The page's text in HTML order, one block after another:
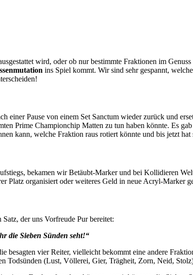
wird, oder ob nur bestimmte Fraktionen im
ins Spiel kommt. Wir sind sehr gespannt,
Pause von einem Set Sanctum wieder zurück und
Prime Championchip Matten zu tun haben könnte. Es
kann, welche Fraktion raus rotiert könnte und bis jetzt
bekamen wir Betäubt-Marker und bei Kollidieren
Platz organisiert oder weiteres Geld in neue Acryl-Marker
der uns Vorfreude Pur bereitet:
die Sieben Sünden seht!“
besagten vier Reiter, vielleicht bekommt eine andere
Todsünden (Lust, Völlerei, Gier, Trägheit, Zorn, Neid,